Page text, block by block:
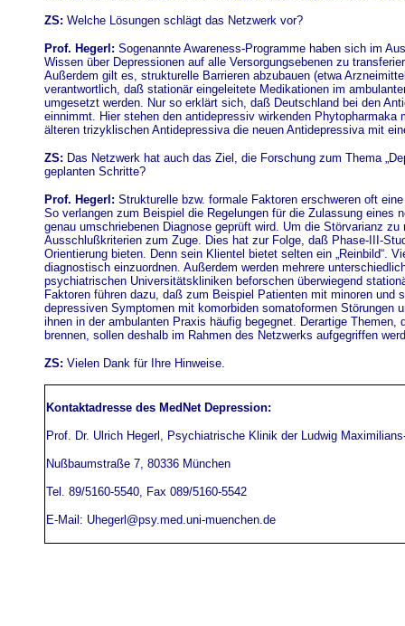
ZS: Welche Lösungen schlägt das Netzwerk vor?
Prof. Hegerl: Sogenannte Awareness-Programme haben sich im
Wissen über Depressionen auf alle Versorgungsebenen zu
Außerdem gilt es, strukturelle Barrieren abzubauen (etwa
verantwortlich, daß stationär eingeleitete Medikationen im
umgesetzt werden. Nur so erklärt sich, daß Deutschland bei den
einnimmt. Hier stehen den antidepressiv wirkenden
älteren trizyklischen Antidepressiva die neuen Antidepressiva mit
ZS: Das Netzwerk hat auch das Ziel, die Forschung zum Thema
geplanten Schritte?
Prof. Hegerl: Strukturelle bzw. formale Faktoren erschweren oft
So verlangen zum Beispiel die Regelungen für die Zulassung eines
genau umschriebenen Diagnose geprüft wird. Um die Störvarianz
Ausschlußkriterien zum Zuge. Dies hat zur Folge, daß Phase-III-
Orientierung bieten. Denn sein Klientel bietet selten ein „Reinbild“.
diagnostisch einzuordnen. Außerdem werden mehrere
psychiatrischen Universitätskliniken beforschen überwiegend
Faktoren führen dazu, daß zum Beispiel Patienten mit minoren und
depressiven Symptomen mit komorbiden somatoformen Störungen
ihnen in der ambulanten Praxis häufig begegnet. Derartige Themen,
brennen, sollen deshalb im Rahmen des Netzwerks aufgegriffen
ZS: Vielen Dank für Ihre Hinweise.
Kontaktadresse des MedNet Depression:
Prof. Dr. Ulrich Hegerl, Psychiatrische Klinik der Ludwig
Nußbaumstraße 7, 80336 München
Tel. 89/5160-5540, Fax 089/5160-5542
E-Mail: Uhegerl@psy.med.uni-muenchen.de